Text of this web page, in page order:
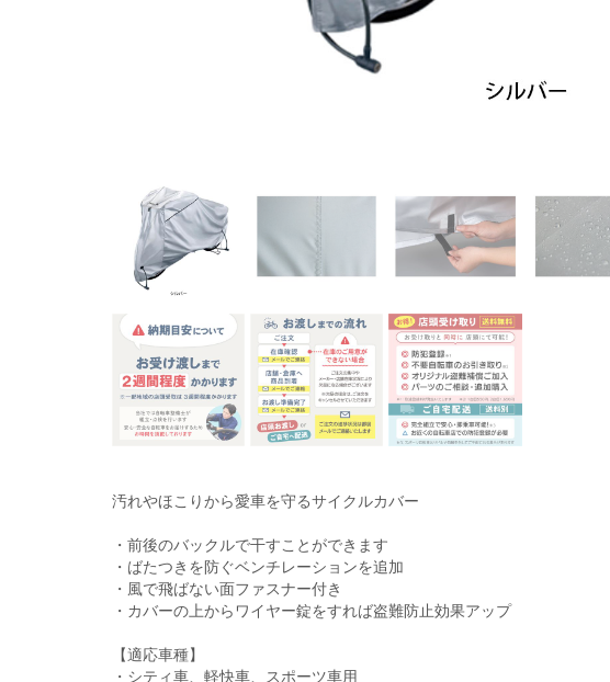
汚れやほこりから愛車を守るサイクルカバー
・前後のバックルで干すことができます
・ばたつきを防ぐベンチレーションを追加
・風で飛ばない面ファスナー付き
・カバーの上からワイヤー錠をすれば盗難防止効果アップ
【適応車種】
・シティ車、軽快車、スポーツ車用